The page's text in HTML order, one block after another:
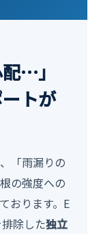
…」
トが
「雨漏りの
の強度への
おります。E
除した独立